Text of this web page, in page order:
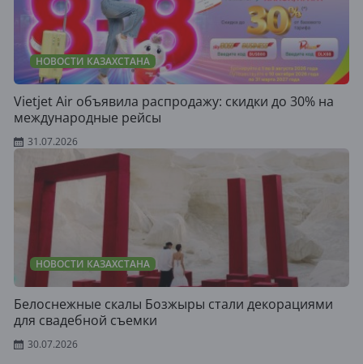
НОВОСТИ КАЗАХСТАНА
Vietjet Air объявила распродажу: скидки до 30% на
международные рейсы
31.07.2026
НОВОСТИ КАЗАХСТАНА
Белоснежные скалы Бозжыры стали декорациями
для свадебной съемки
30.07.2026